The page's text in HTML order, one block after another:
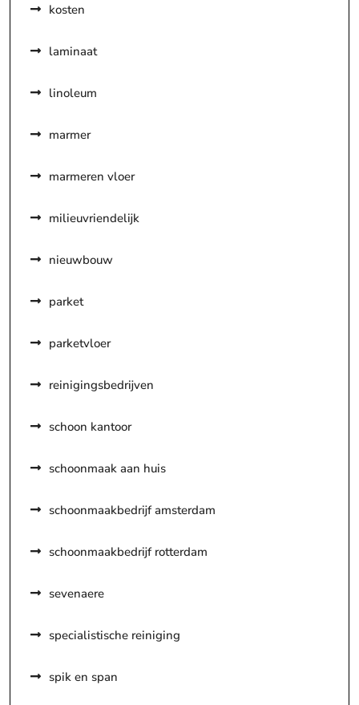
kosten
laminaat
linoleum
marmer
marmeren vloer
milieuvriendelijk
nieuwbouw
parket
parketvloer
reinigingsbedrijven
schoon kantoor
schoonmaak aan huis
schoonmaakbedrijf amsterdam
schoonmaakbedrijf rotterdam
sevenaere
specialistische reiniging
spik en span